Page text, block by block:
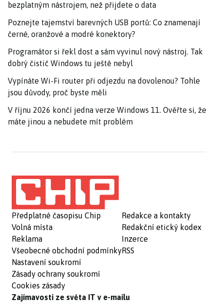
bezplatným nástrojem, než přijdete o data
Poznejte tajemství barevných USB portů: Co znamenají
černé, oranžové a modré konektory?
Programátor si řekl dost a sám vyvinul nový nástroj. Tak
dobrý čistič Windows tu ještě nebyl
Vypínáte Wi-Fi router při odjezdu na dovolenou? Tohle
jsou důvody, proč byste měli
V říjnu 2026 končí jedna verze Windows 11. Ověřte si, že
máte jinou a nebudete mít problém
Předplatné časopisu Chip
Volná místa
Reklama
Všeobecné obchodní podmínky
Nastavení soukromí
Zásady ochrany soukromí
Cookies zásady
Redakce a kontakty
Redakční etický kodex
Inzerce
RSS
Zajímavosti ze světa IT v e-mailu